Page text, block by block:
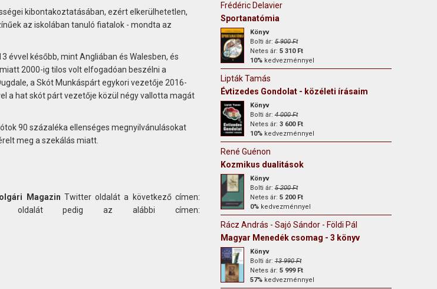
kibontakoztatásában, ezért elkerülhetetlen,
az iskolában tanuló fiatalok - mondta az
évvel később, mint Angliában és Walesben, és
2000-ig tilos volt elfogadóan beszélni a
a Skót Munkáspárt egykori vezetője 2016-
a hat skót párt vezetője közül négy vallotta magát
90 százaléka ellenséges megnyilvánulásokat
meg a szekálás miatt.
Magazin Twitter oldalát a következő címen:
oldalát pedig az alábbi címen:
Frédéric Delavier
Sportanatómia
Könyv
Bolti ár:5 900 Ft
Netes ár: 5 310 Ft
10%kedvezménnyel
Lipták Tamás
Évtizedes Gondolat - közéleti írásaim
Könyv
Bolti ár:4 000 Ft
Netes ár: 3 600 Ft
10%kedvezménnyel
René Guénon
Kozmikus dualitások
Könyv
Bolti ár:5 200 Ft
Netes ár: 5 200 Ft
0%kedvezménnyel
Rácz András - Sajó Sándor - Földi Pál
Magyar Menedék csomag - 3 könyv
Könyv
Bolti ár:13 990 Ft
Netes ár: 5 999 Ft
57%kedvezménnyel